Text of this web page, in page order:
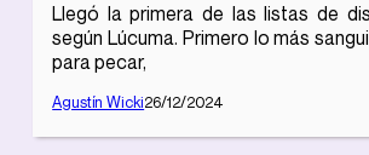
Llegó la primera de las listas de
según Lúcuma. Primero lo más
para pecar,
Agustín Wicki26/12/2024